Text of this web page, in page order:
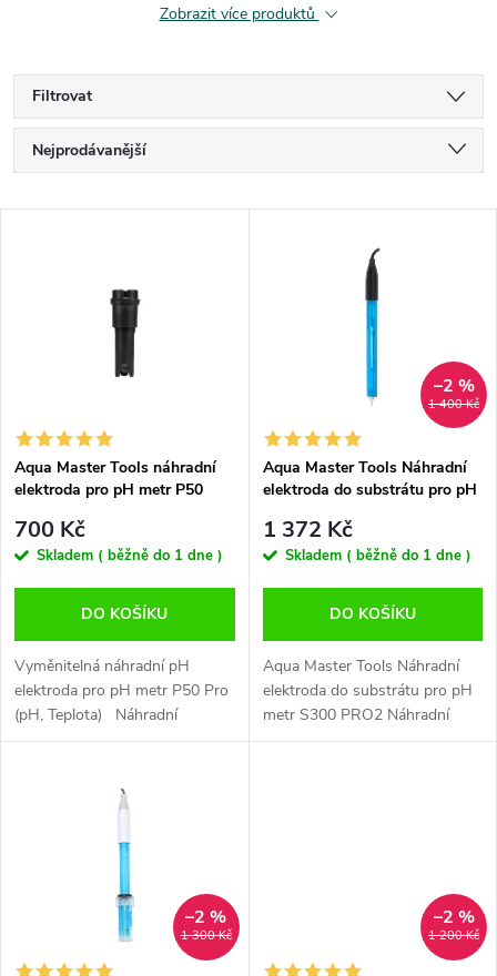
Zobrazit více produktů
Filtrovat
Ř
a
í
p
r
o
d
u
Nejprodávanější
s
p
r
d
u
Aqua Master Tools náhradní
elektroda pro pH metr P50
700 Kč
Skladem ( běžně do 1 dne )
DO KOŠÍKU
Vyměnitelná náhradní pH
elektroda pro pH metr P50 Pro
(pH, Teplota) Náhradní
vyměnitelná sonda P50 Pro - k
TeplotyTato elektroda je určena
pro model Aqua...
1 400 Kč
–2 %
Aqua Master Tools Náhradní
elektroda do substrátu pro pH
1 372 Kč
Skladem ( běžně do 1 dne )
DO KOŠÍKU
Aqua Master Tools Náhradní
elektroda do substrátu pro pH
metr S300 PRO2 Náhradní
sonda k měření pH v půdních
1 300 Kč
–2 %
1 200 Kč
–2 %